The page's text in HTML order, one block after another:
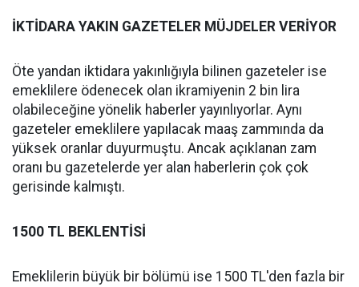
İKTİDARA YAKIN GAZETELER MÜJDELER VERİYOR
Öte yandan iktidara yakınlığıyla bilinen gazeteler ise
emeklilere ödenecek olan ikramiyenin 2 bin lira
olabileceğine yönelik haberler yayınlıyorlar. Aynı
gazeteler emeklilere yapılacak maaş zammında da
yüksek oranlar duyurmuştu. Ancak açıklanan zam
oranı bu gazetelerde yer alan haberlerin çok çok
gerisinde kalmıştı.
1500 TL BEKLENTİSİ
Emeklilerin büyük bir bölümü ise 1500 TL'den fazla bir